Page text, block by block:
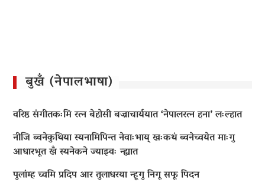
बुखँ (नेपालभाषा)
वरिष्ठ संगीतकःमि रत्न बेहोसी बज्राचार्ययात ‘नेपालरत्न हना’ लःल्हात
नीजि ब्वनेकुथिया स्यनामिपिन्त नेवाःभाय् खःकथं ब्वनेच्वयेत माःगु
आधारभूत खँ स्यनेकने ज्याझ्वः न्ह्यात
पुलांम्ह च्वमि प्रदिप आर तुलाधरया न्हूगु निगू सफू पिदन